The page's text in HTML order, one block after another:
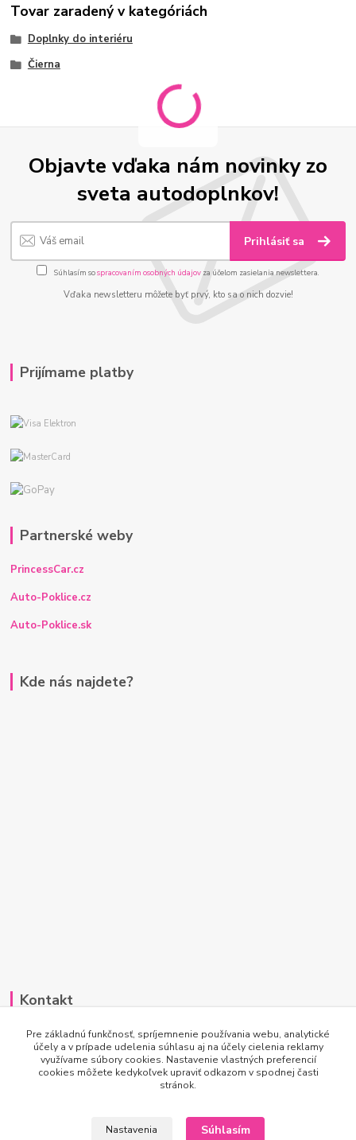
Tovar zaradený v kategóriách
Doplnky do interiéru
Čierna
Objavte vďaka nám novinky zo
sveta autodoplnkov!
Prihlásiť sa
Súhlasím sospracovaním osobných údajov za účelom zasielania newslettera.
Vďaka newsletteru môžete byť prvý, kto sa o nich dozvie!
Prijímame platby
Partnerské weby
PrincessCar.cz
Auto-Poklice.cz
Auto-Poklice.sk
Kde nás najdete?
Kontakt
Po-Pi 7:00 - 15:30
info@princesscar.sk
Pre základnú funkčnosť, spríjemnenie používania webu, analytické
účely a v prípade udelenia súhlasu aj na účely cielenia reklamy
využívame súbory cookies. Nastavenie vlastných preferencií
cookies môžete kedykoľvek upraviť odkazom v spodnej časti
stránok.
Nastavenia Súhlasím